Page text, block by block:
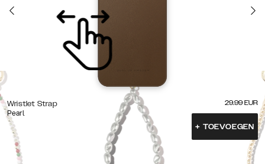
Wristlet Strap
Pearl
29.99 EUR
+ TOEVOEGEN